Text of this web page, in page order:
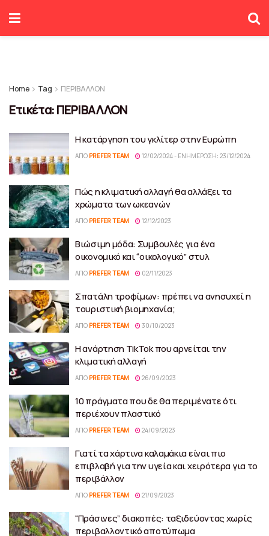
Home Tag ΠΕΡΙΒΑΛΛΟΝ
Ετικέτα:ΠΕΡΙΒΑΛΛΟΝ
Η κατάργηση του γκλίτερ στην Ευρώπη
ΑΠΌ PREFER TEAM 12/02/2024 - ΕΝΗΜΈΡΩΣΗ: 23/12/2024
Πώς η κλιματική αλλαγή θα αλλάξει τα
χρώματα των ωκεανών
ΑΠΌ PREFER TEAM 12/12/2023
Βιώσιμη μόδα: Συμβουλές για ένα
οικονομικό και “οικολογικό” στυλ
ΑΠΌ PREFER TEAM 02/11/2023
Σπατάλη τροφίμων: πρέπει να ανησυχεί η
τουριστική βιομηχανία;
ΑΠΌ PREFER TEAM 30/10/2023
Η ανάρτηση TikTok που αρνείται την
κλιματική αλλαγή
ΑΠΌ PREFER TEAM 26/09/2023
10 πράγματα που δε θα περιμένατε ότι
περιέχουν πλαστικό
ΑΠΌ PREFER TEAM 24/09/2023
Γιατί τα χάρτινα καλαμάκια είναι πιο
επιβλαβή για την υγεία και χειρότερα για το
περιβάλλον
ΑΠΌ PREFER TEAM 21/09/2023
“Πράσινες” διακοπές: ταξιδεύοντας χωρίς
περιβαλλοντικό αποτύπωμα